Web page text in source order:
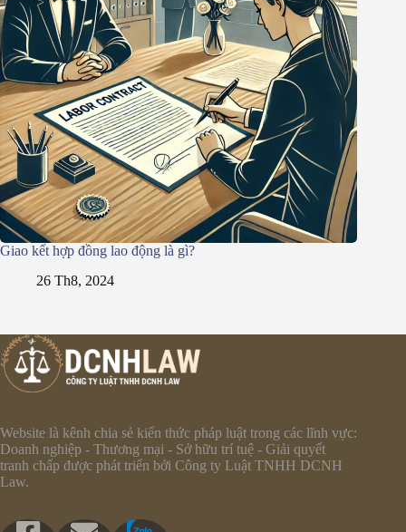
Giao kết hợp đồng lao động là gì?
26 Th8, 2024
Website là kênh chia sẻ kiến thức pháp luật trong các lĩnh vực:
Doanh nghiệp - Thương mại - Sở hữu trí tuệ - Giải quyết
tranh chấp được phát triển bởi Công ty Luật TNHH DCNH
Law.